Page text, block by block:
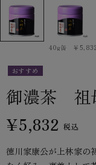
40g缶 ￥5,832
おすすめ
御濃茶 祖
¥5,832 税込
徳川家康公が上林家の